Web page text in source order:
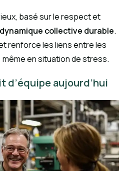
basé sur le respect et
dynamique collective durable.
renforce les liens entre les
même en situation de stress.
d’équipe aujourd’hui